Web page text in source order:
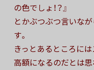
の色でしょ！？』
とかぶつぶつ言いな
す。
きっとあるところには
高額になるのだとは思